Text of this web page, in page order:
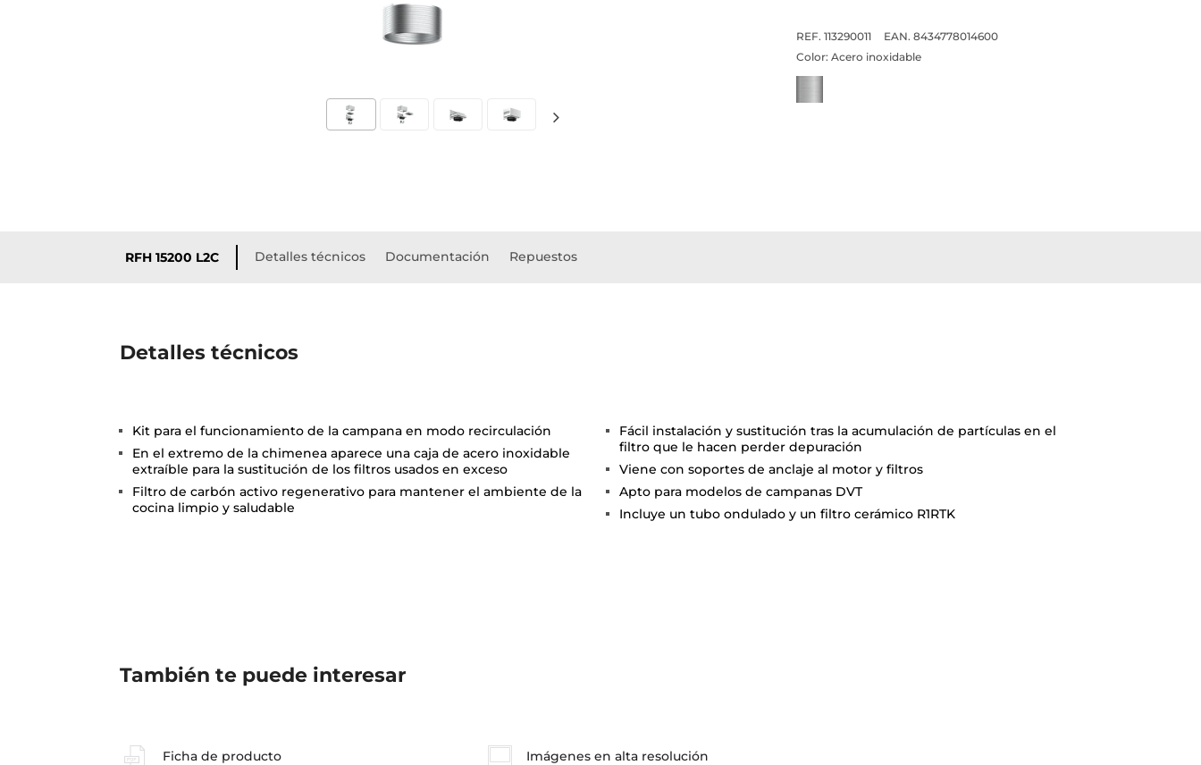
REF. 113290011
EAN. 8434778014600
Color: Acero inoxidable
RFH 15200 L2C Detalles técnicos Documentación Repuestos
Detalles técnicos
Kit para el funcionamiento de la campana en modo recirculación
En el extremo de la chimenea aparece una caja de acero inoxidable
extraíble para la sustitución de los filtros usados en exceso
Filtro de carbón activo regenerativo para mantener el ambiente de la
cocina limpio y saludable
Fácil instalación y sustitución tras la acumulación de partículas en el
filtro que le hacen perder depuración
Viene con soportes de anclaje al motor y filtros
Apto para modelos de campanas DVT
Incluye un tubo ondulado y un filtro cerámico R1RTK
También te puede interesar
Ficha de producto Imágenes en alta resolución